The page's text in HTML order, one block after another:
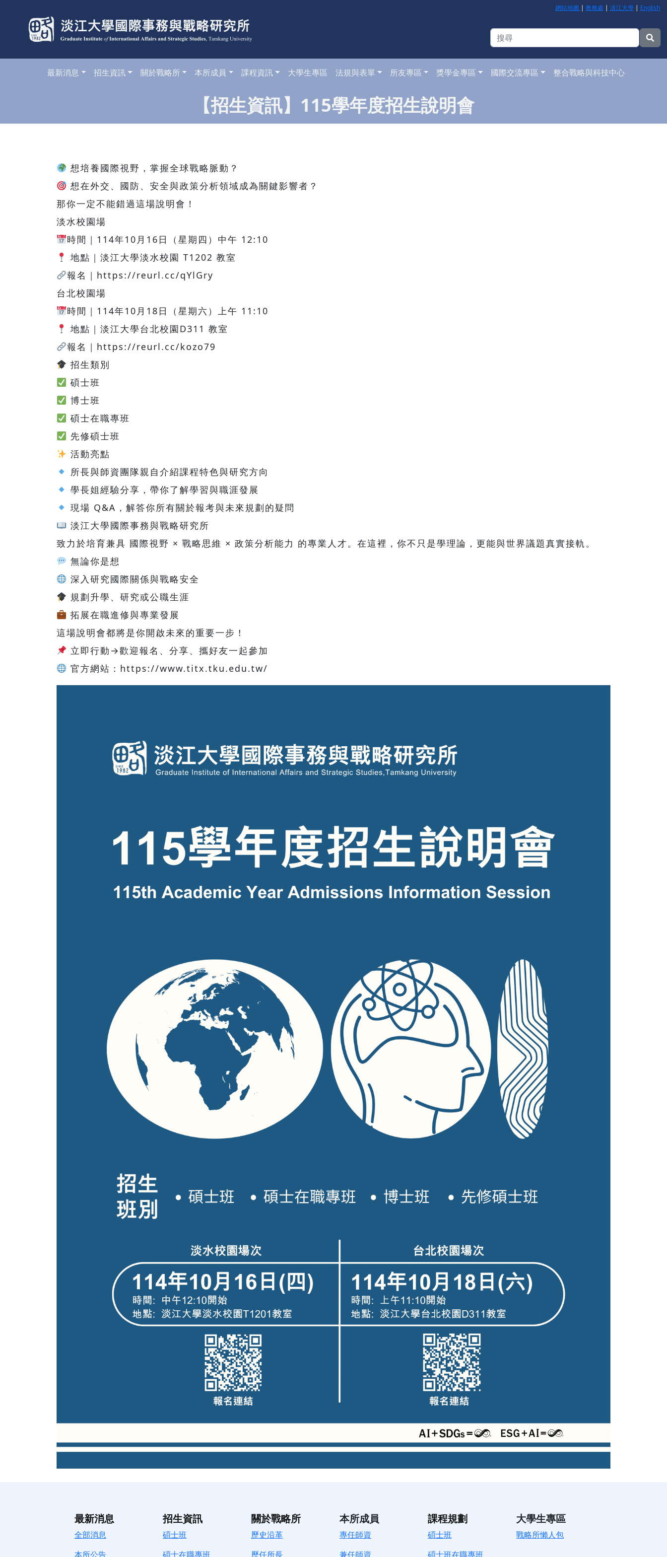
網站地圖 | 教務處 | 淡江大學| English
最新消息 招生資訊 關於戰略所 本所成員 課程資訊 大學生專區 法規與表單 所友專區 獎學金專區 國際交流專區 整合戰略與科技中心
【招生資訊】115學年度招生說明會
想培養國際視野，掌握全球戰略脈動？
想在外交、國防、安全與政策分析領域成為關鍵影響者？
那你一定不能錯過這場說明會！
淡水校園場
時間｜114年10月16日（星期四）中午 12:10
地點｜淡江大學淡水校園 T1202 教室
報名｜https://reurl.cc/qYlGry
台北校園場
時間｜114年10月18日（星期六）上午 11:10
地點｜淡江大學台北校園D311 教室
報名｜https://reurl.cc/kozo79
招生類別
碩士班
博士班
碩士在職專班
先修碩士班
活動亮點
所長與師資團隊親自介紹課程特色與研究方向
學長姐經驗分享，帶你了解學習與職涯發展
現場 Q&A，解答你所有關於報考與未來規劃的疑問
淡江大學國際事務與戰略研究所
致力於培育兼具 國際視野 × 戰略思維 × 政策分析能力 的專業人才。在這裡，你不只是學理論，更能與世界議題真實接軌。
無論你是想
深入研究國際關係與戰略安全
規劃升學、研究或公職生涯
拓展在職進修與專業發展
這場說明會都將是你開啟未來的重要一步！
立即行動→歡迎報名、分享、攜好友一起參加
官方網站：https://www.titx.tku.edu.tw/
最新消息
全部消息
本所公告
招生資訊
碩士班
碩士在職專班
關於戰略所
歷史沿革
歷任所長
本所成員
專任師資
兼任師資
課程規劃
碩士班
碩士班在職專班
大學生專區
戰略所懶人包